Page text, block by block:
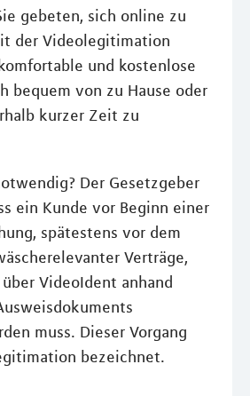
gebeten, sich online zu
der Videolegitimation
und kostenlose
bequem von zu Hause oder
kurzer Zeit zu
Der Gesetzgeber
ein Kunde vor Beginn einer
spätestens vor dem
Verträge,
VideoIdent anhand
muss. Dieser Vorgang
bezeichnet.